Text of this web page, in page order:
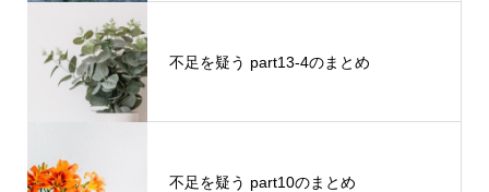
不足を疑う part13-4のまとめ
不足を疑う part10のまとめ